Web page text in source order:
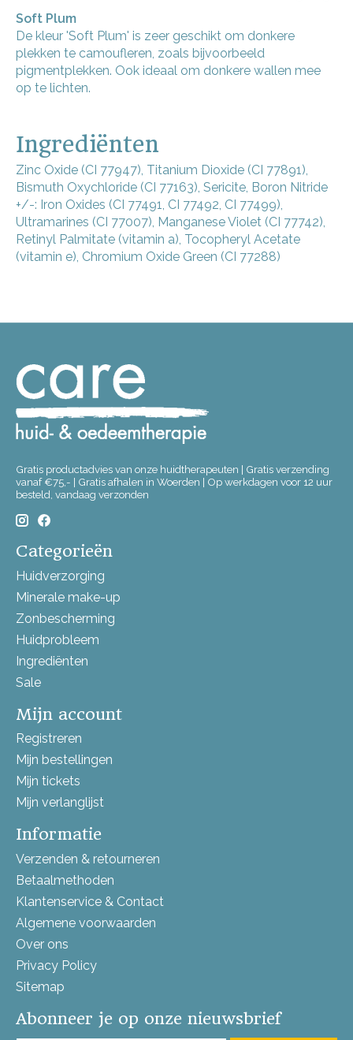
Soft Plum
De kleur 'Soft Plum' is zeer geschikt om donkere
plekken te camoufleren, zoals bijvoorbeeld
pigmentplekken. Ook ideaal om donkere wallen mee
op te lichten.
Ingrediënten
Zinc Oxide (CI 77947), Titanium Dioxide (CI 77891),
Bismuth Oxychloride (CI 77163), Sericite, Boron Nitride
+/-: Iron Oxides (CI 77491, CI 77492, CI 77499),
Ultramarines (CI 77007), Manganese Violet (CI 77742),
Retinyl Palmitate (vitamin a), Tocopheryl Acetate
(vitamin e), Chromium Oxide Green (CI 77288)
Gratis productadvies van onze huidtherapeuten | Gratis verzending
vanaf €75,- | Gratis afhalen in Woerden | Op werkdagen voor 12 uur
besteld, vandaag verzonden
Categorieën
Huidverzorging
Minerale make-up
Zonbescherming
Huidprobleem
Ingrediënten
Sale
Mijn account
Registreren
Mijn bestellingen
Mijn tickets
Mijn verlanglijst
Informatie
Verzenden & retourneren
Betaalmethoden
Klantenservice & Contact
Algemene voorwaarden
Over ons
Privacy Policy
Sitemap
Abonneer je op onze nieuwsbrief